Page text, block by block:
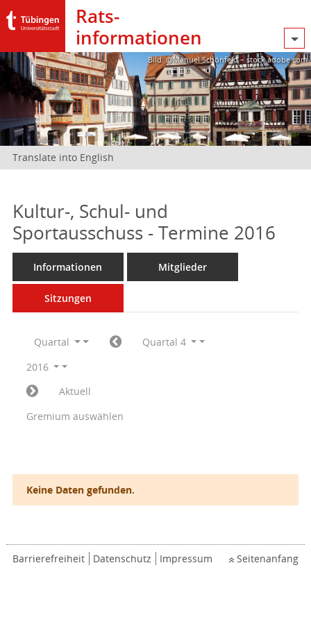
Rats­
informationen
Bild: @Manuel Schönfeld – stock.adobe.com
Translate into English
Kultur-, Schul- und
Sportausschuss - Termine 2016
Informationen Mitglieder
Sitzungen
Quartal
Quartal 4
2016
Aktuell
Gremium auswählen
Keine Daten gefunden.
Barrierefreiheit Datenschutz Impressum Seitenanfang